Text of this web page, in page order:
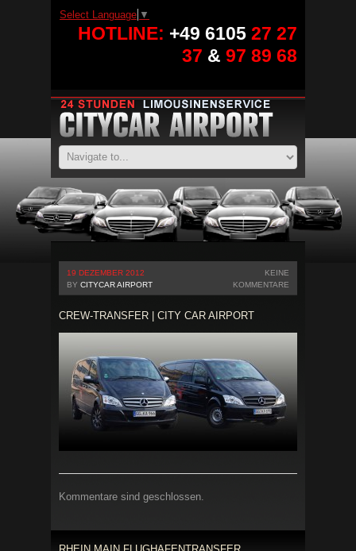
Select Language ▼
HOTLINE: +49 6105 27 27
37 & 97 89 68
19 DEZEMBER 2012
BY CITYCAR AIRPORT
KEINE
KOMMENTARE
CREW-TRANSFER | CITY CAR AIRPORT
Kommentare sind geschlossen.